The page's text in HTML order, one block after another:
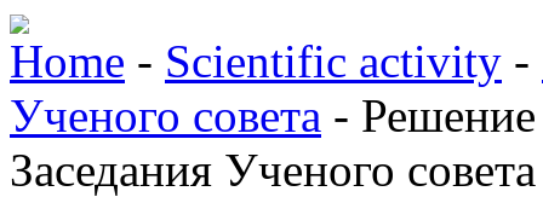
Home - Scientific activity -
Ученого совета - Решение
Заседания Ученого